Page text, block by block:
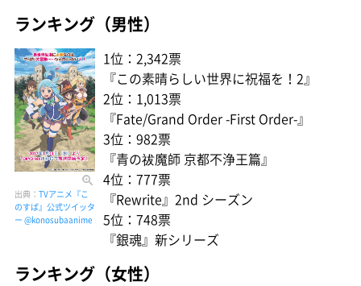
ランキング（男性）
出典： TVアニメ『こ
のすば』公式ツイッタ
ー @konosubaanime
1位：2,342票
『この素晴らしい世界に祝福を！2』
2位：1,013票
『Fate/Grand Order -First Order-』
3位：982票
『青の祓魔師 京都不浄王篇』
4位：777票
『Rewrite』2nd シーズン
5位：748票
『銀魂』新シリーズ
ランキング（女性）